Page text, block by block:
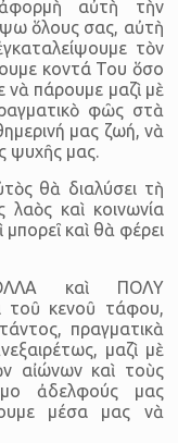
αὐτὴ τὴν
ὅλους σας, αὐτὴ
τὸν
κοντά Του ὅσο
νὰ πάρουμε μαζὶ μὲ
φῶς στὰ
μας ζωή, νὰ
ψυχῆς μας.
θὰ διαλύσει τὴ
καὶ κοινωνία
καὶ θὰ φέρει
καὶ ΠΟΛΥ
τοῦ κενοῦ τάφου,
πραγματικὰ
μαζὶ μὲ
αἰώνων καὶ τοὺς
ἀδελφούς μας
μέσα μας νὰ